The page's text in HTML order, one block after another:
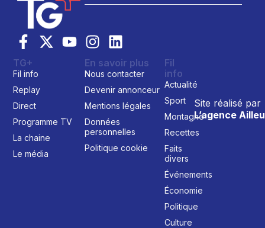
Site réalisé par
L’agence
TG+
Fil info
Replay
Direct
Programme TV
La chaine
Le média
En savoir plus
Nous contacter
Devenir annonceur
Mentions légales
Données
personnelles
Politique cookie
Fil
info
Actualité
Sport
Montagne
Recettes
Faits
divers
Événements
Économie
Politique
Culture